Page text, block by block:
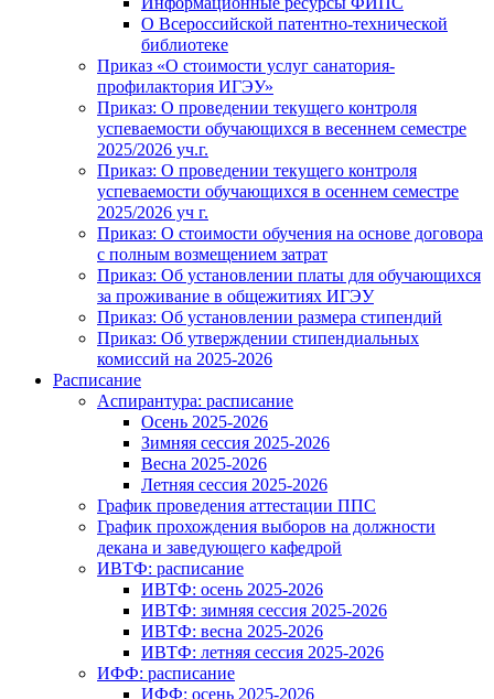
О Всероссийской патентно-технической
библиотеке
Приказ «О стоимости услуг санатория-
профилактория ИГЭУ»
Приказ: О проведении текущего контроля
успеваемости обучающихся в весеннем семестре
2025/2026 уч.г.
Приказ: О проведении текущего контроля
успеваемости обучающихся в осеннем семестре
2025/2026 уч г.
Приказ: О стоимости обучения на основе договора
с полным возмещением затрат
Приказ: Об установлении платы для обучающихся
за проживание в общежитиях ИГЭУ
Приказ: Об установлении размера стипендий
Приказ: Об утверждении стипендиальных
комиссий на 2025-2026
Расписание
Аспирантура: расписание
Осень 2025-2026
Зимняя сессия 2025-2026
Весна 2025-2026
Летняя сессия 2025-2026
График проведения аттестации ППС
График прохождения выборов на должности
декана и заведующего кафедрой
ИВТФ: расписание
ИВТФ: осень 2025-2026
ИВТФ: зимняя сессия 2025-2026
ИВТФ: весна 2025-2026
ИВТФ: летняя сессия 2025-2026
ИФФ: расписание
ИФФ: осень 2025-2026